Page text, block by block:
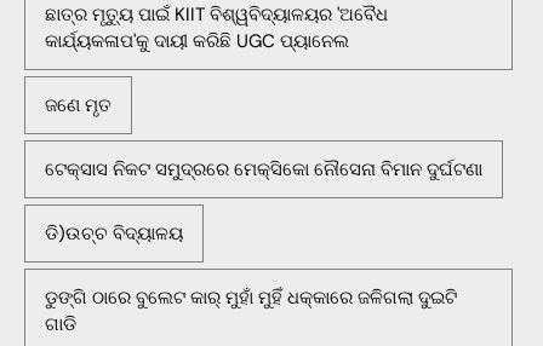
ଛାତ୍ର ମୃତ୍ୟୁ ପାଇଁ KIIT ବିଶ୍ୱବିଦ୍ୟାଳୟର 'ଅବୈଧ
କାର୍ଯ୍ୟକଳାପ'କୁ ଦାୟୀ କରିଛି UGC ପ୍ୟାନେଲ
ଜଣେ ମୃତ
ଟେକ୍ସାସ ନିକଟ ସମୁଦ୍ରରେ ମେକ୍ସିକୋ ନୌସେନା ବିମାନ ଦୁର୍ଘଟଣା
ଡି)ଉଚ୍ଚ ବିଦ୍ୟାଳୟ
ଡୁଙ୍ଗି ଠାରେ ବୁଲେଟ କାର୍ ମୁହାଁ ମୁହିଁ ଧକ୍କାରେ ଜଳିଗଲା ଦୁଇଟି
ଗାଡି